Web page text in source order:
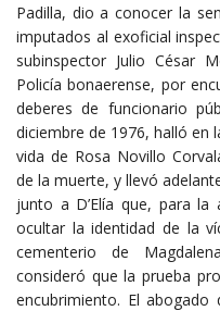
Padilla, dio a conocer la
imputados al exoficial
subinspector Julio César
Policía bonaerense, por
deberes de funcionario
diciembre de 1976, halló en
vida de Rosa Novillo
de la muerte, y llevó
junto a D’Elía que, para
ocultar la identidad de la
cementerio de
consideró que la prueba
encubrimiento. El